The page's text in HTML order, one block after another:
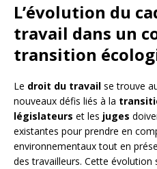
L’évolution du
travail dans un
transition
Le droit du travail se trouve
nouveaux défis liés à la
législateurs et les juges
existantes pour prendre en
environnementaux tout en
des travailleurs. Cette